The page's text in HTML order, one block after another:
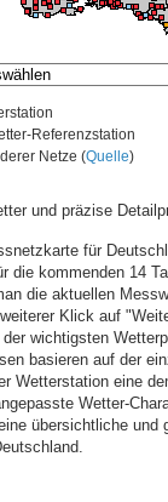
Referenzstation
Netze (Quelle)
und präzise
für
die kommenden 14
die aktuellen
Klick auf
wichtigsten
basieren auf der
Wetterstation eine
Wetter-
übersichtliche und